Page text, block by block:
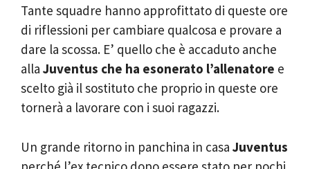
Tante squadre hanno approfittato di queste ore
di riflessioni per cambiare qualcosa e provare a
dare la scossa. E’ quello che è accaduto anche
alla Juventus che ha esonerato l’allenatore e
scelto già il sostituto che proprio in queste ore
tornerà a lavorare con i suoi ragazzi.
Un grande ritorno in panchina in casa Juventus